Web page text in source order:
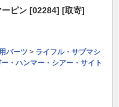
ピン [02284] [取寄]
パーツ > ライフル・サブマシ
・ハンマー・シアー・サイト